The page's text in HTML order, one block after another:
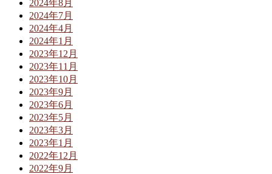
2024年8月
2024年7月
2024年4月
2024年1月
2023年12月
2023年11月
2023年10月
2023年9月
2023年6月
2023年5月
2023年3月
2023年1月
2022年12月
2022年9月